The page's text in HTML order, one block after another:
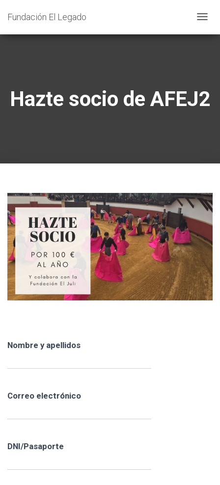
Fundación El Legado
R
A
V
E
G
A
I
Ó
N
Hazte socio de AFEJ2
Nombre y apellidos
Correo electrónico
DNI/Pasaporte